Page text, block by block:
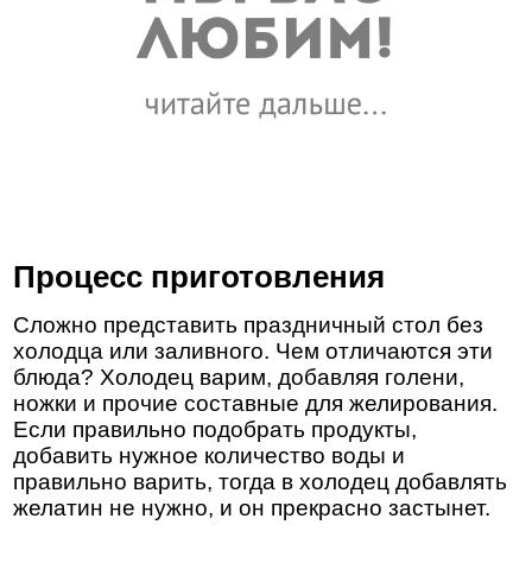
Процесс приготовления
Сложно представить праздничный стол без
холодца или заливного. Чем отличаются эти
блюда? Холодец варим, добавляя голени,
ножки и прочие составные для желирования.
Если правильно подобрать продукты,
добавить нужное количество воды и
правильно варить, тогда в холодец добавлять
желатин не нужно, и он прекрасно застынет.